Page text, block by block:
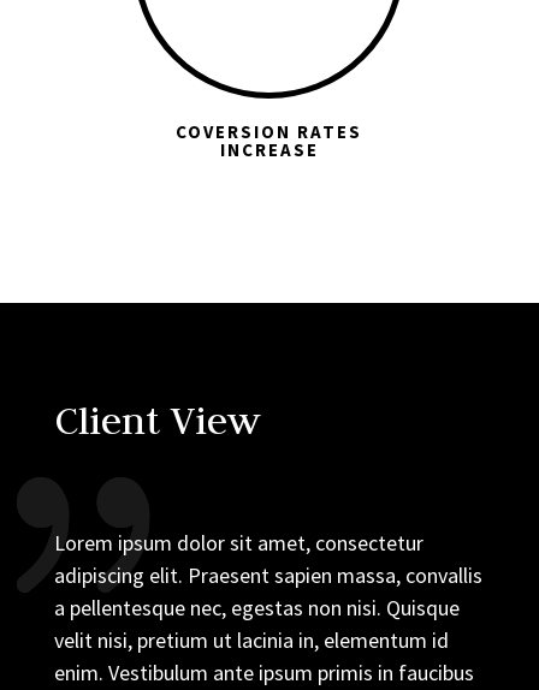
COVERSION RATES
INCREASE
Client View
Lorem ipsum dolor sit amet, consectetur
adipiscing elit. Praesent sapien massa, convallis
a pellentesque nec, egestas non nisi. Quisque
velit nisi, pretium ut lacinia in, elementum id
enim. Vestibulum ante ipsum primis in faucibus